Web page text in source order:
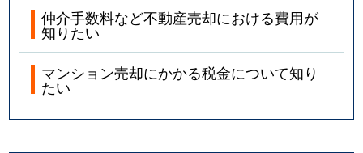
仲介手数料など不動産売却における費用が
知りたい
マンション売却にかかる税金について知り
たい